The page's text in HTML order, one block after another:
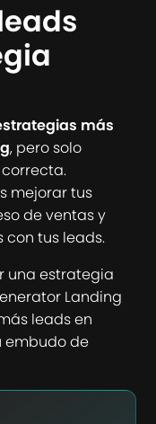
más
, pero solo
mejorar tus
de ventas y
con tus leads.
una estrategia
Landing
leads en
embudo de